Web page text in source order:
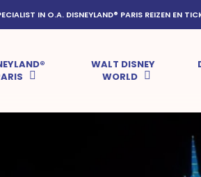
IN O.A. DISNEYLAND® PARIS REIZEN EN
WALT DISNEY
WORLD